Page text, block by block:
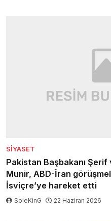
SIYASET
Pakistan Başbakanı
Munir, ABD-İran
İsviçre’ye hareket etti
SoleKinG 22 Haziran 2026